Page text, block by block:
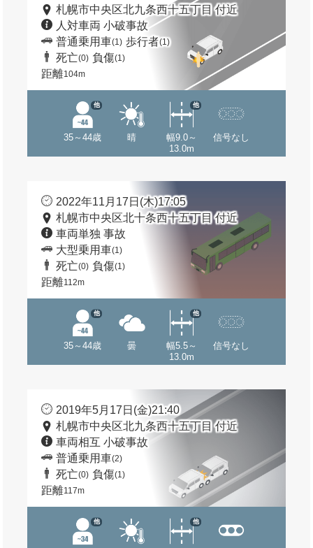
札幌市中央区北九条西十五丁目 付近
人対車両 小破事故
普通乗用車(1) 歩行者(1)
死亡(0) 負傷(1)
距離104m
35～44歳
他
晴
幅9.0～
13.0m
他
信号なし
2022年11月17日(木)17:05
札幌市中央区北十条西十五丁目 付近
車両単独 事故
大型乗用車(1)
死亡(0) 負傷(1)
距離112m
35～44歳
他
曇
幅5.5～
13.0m
他
信号なし
2019年5月17日(金)21:40
札幌市中央区北九条西十五丁目 付近
車両相互 小破事故
普通乗用車(2)
死亡(0) 負傷(1)
距離117m
他 他